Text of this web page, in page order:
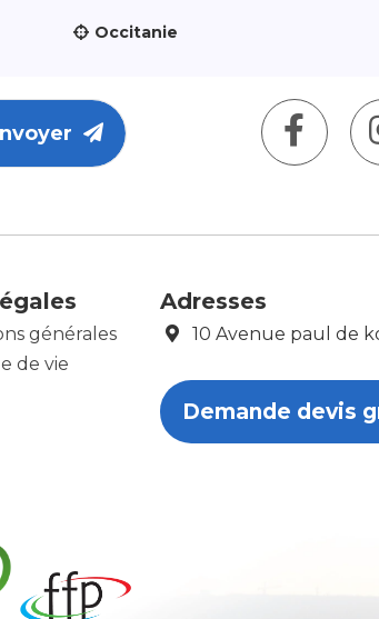
Occitanie
générales
de vie
Adresses
10 Avenue paul de
Demande devis